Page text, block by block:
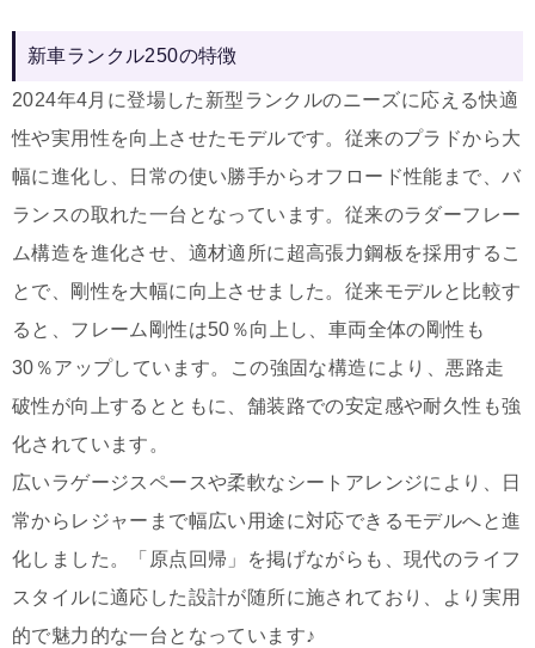
新車ランクル250の特徴
2024年4月に登場した新型ランクルのニーズに応える快適
性や実用性を向上させたモデルです。従来のプラドから大
幅に進化し、日常の使い勝手からオフロード性能まで、バ
ランスの取れた一台となっています。従来のラダーフレー
ム構造を進化させ、適材適所に超高張力鋼板を採用するこ
とで、剛性を大幅に向上させました。従来モデルと比較す
ると、フレーム剛性は50％向上し、車両全体の剛性も
30％アップしています。この強固な構造により、悪路走
破性が向上するとともに、舗装路での安定感や耐久性も強
化されています。
広いラゲージスペースや柔軟なシートアレンジにより、日
常からレジャーまで幅広い用途に対応できるモデルへと進
化しました。「原点回帰」を掲げながらも、現代のライフ
スタイルに適応した設計が随所に施されており、より実用
的で魅力的な一台となっています♪